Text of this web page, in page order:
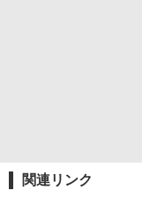
関連リンク